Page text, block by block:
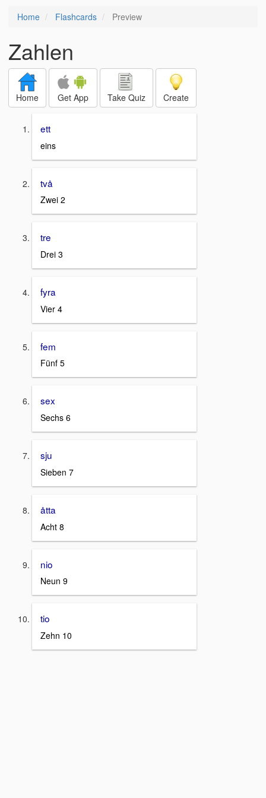
Home Flashcards Preview
Zahlen
Home Get App Take Quiz Create
ett
eins
två
Zwei 2
tre
Drei 3
fyra
Vier 4
fem
Fünf 5
sex
Sechs 6
sju
Sieben 7
åtta
Acht 8
nio
Neun 9
tio
Zehn 10